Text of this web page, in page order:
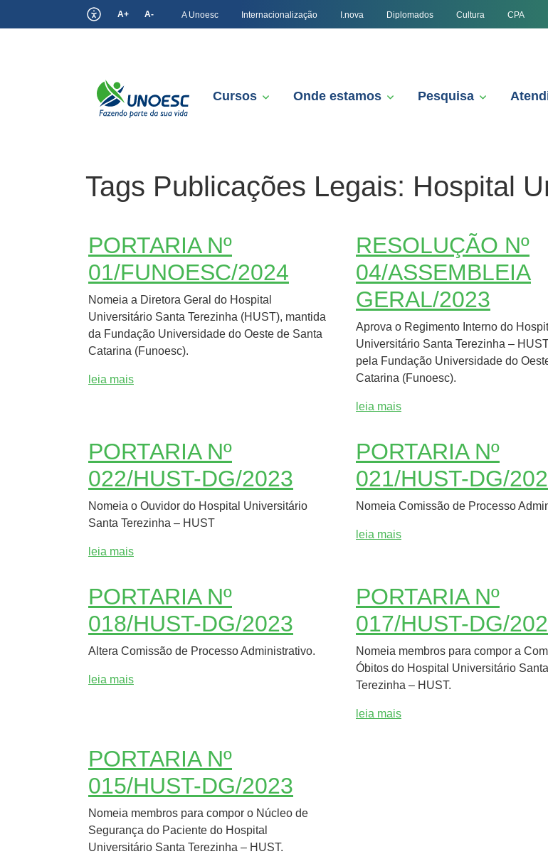
A+ A- A Unoesc Internacionalização I.nova Diplomados Cultura CPA
Cursos Onde estamos Pesquisa
Tags Publicações Legais: Hospital
PORTARIA Nº
01/FUNOESC/2024
Nomeia a Diretora Geral do Hospital
Universitário Santa Terezinha (HUST), mantida
da Fundação Universidade do Oeste de Santa
Catarina (Funoesc).
leia mais
RESOLUÇÃO Nº
04/ASSEMBLEIA
GERAL/2023
Aprova o Regimento Interno do
Universitário Santa Terezinha –
pela Fundação Universidade do
Catarina (Funoesc).
leia mais
PORTARIA Nº
022/HUST-DG/2023
Nomeia o Ouvidor do Hospital Universitário
Santa Terezinha – HUST
leia mais
PORTARIA Nº
021/HUST-DG/
Nomeia Comissão de Processo
leia mais
PORTARIA Nº
018/HUST-DG/2023
Altera Comissão de Processo Administrativo.
leia mais
PORTARIA Nº
017/HUST-DG/
Nomeia membros para compor a
Óbitos do Hospital Universitário Santa
Terezinha – HUST.
leia mais
PORTARIA Nº
015/HUST-DG/2023
Nomeia membros para compor o Núcleo de
Segurança do Paciente do Hospital
Universitário Santa Terezinha – HUST.